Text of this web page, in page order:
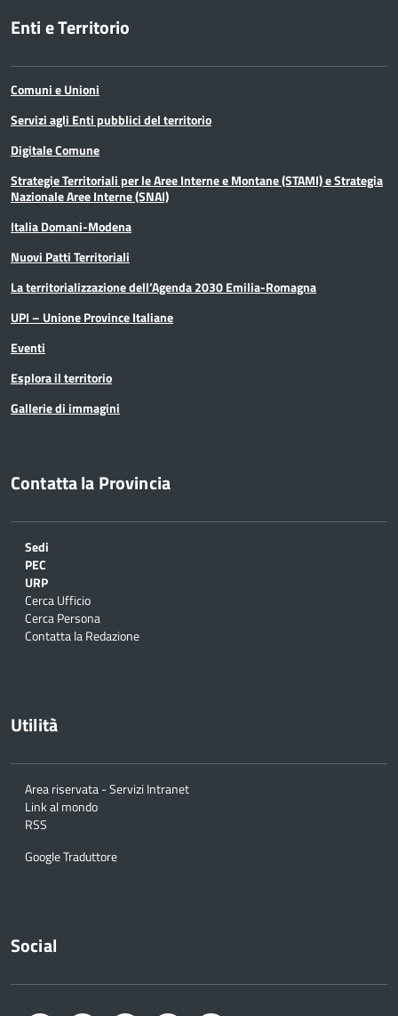
Enti e Territorio
Comuni e Unioni
Servizi agli Enti pubblici del territorio
Digitale Comune
Strategie Territoriali per le Aree Interne e Montane (STAMI) e Strategia
Nazionale Aree Interne (SNAI)
Italia Domani-Modena
Nuovi Patti Territoriali
La territorializzazione dell’Agenda 2030 Emilia-Romagna
UPI – Unione Province Italiane
Eventi
Esplora il territorio
Gallerie di immagini
Contatta la Provincia
Sedi
PEC
URP
Cerca Ufficio
Cerca Persona
Contatta la Redazione
Utilità
Area riservata - Servizi Intranet
Link al mondo
RSS
Google Traduttore
Social